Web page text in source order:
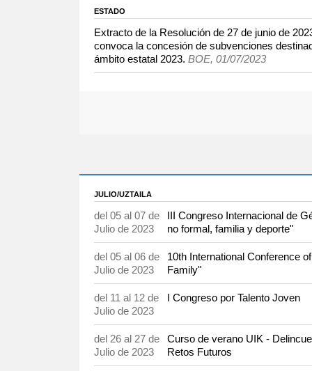
ESTADO
Extracto de la Resolución de 27 de junio de
convoca la concesión de subvenciones
ámbito estatal 2023. BOE, 01/07/2023
JULIO/UZTAILA
del 05 al 07 de
Julio de 2023
III Congreso Internacional de
no formal, familia y deporte"
del 05 al 06 de
Julio de 2023
10th International Conference
Family"
del 11 al 12 de
Julio de 2023
I Congreso por Talento Joven
del 26 al 27 de
Julio de 2023
Curso de verano UIK -
Retos Futuros